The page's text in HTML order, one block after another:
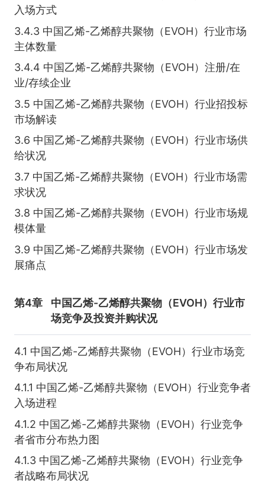
入场方式
3.4.3 中国乙烯-乙烯醇共聚物（EVOH）行业市场
主体数量
3.4.4 中国乙烯-乙烯醇共聚物（EVOH）注册/在
业/存续企业
3.5 中国乙烯-乙烯醇共聚物（EVOH）行业招投标
市场解读
3.6 中国乙烯-乙烯醇共聚物（EVOH）行业市场供
给状况
3.7 中国乙烯-乙烯醇共聚物（EVOH）行业市场需
求状况
3.8 中国乙烯-乙烯醇共聚物（EVOH）行业市场规
模体量
3.9 中国乙烯-乙烯醇共聚物（EVOH）行业市场发
展痛点
第4章
中国乙烯-乙烯醇共聚物（EVOH）行业市
场竞争及投资并购状况
4.1 中国乙烯-乙烯醇共聚物（EVOH）行业市场竞
争布局状况
4.1.1 中国乙烯-乙烯醇共聚物（EVOH）行业竞争者
入场进程
4.1.2 中国乙烯-乙烯醇共聚物（EVOH）行业竞争
者省市分布热力图
4.1.3 中国乙烯-乙烯醇共聚物（EVOH）行业竞争
者战略布局状况